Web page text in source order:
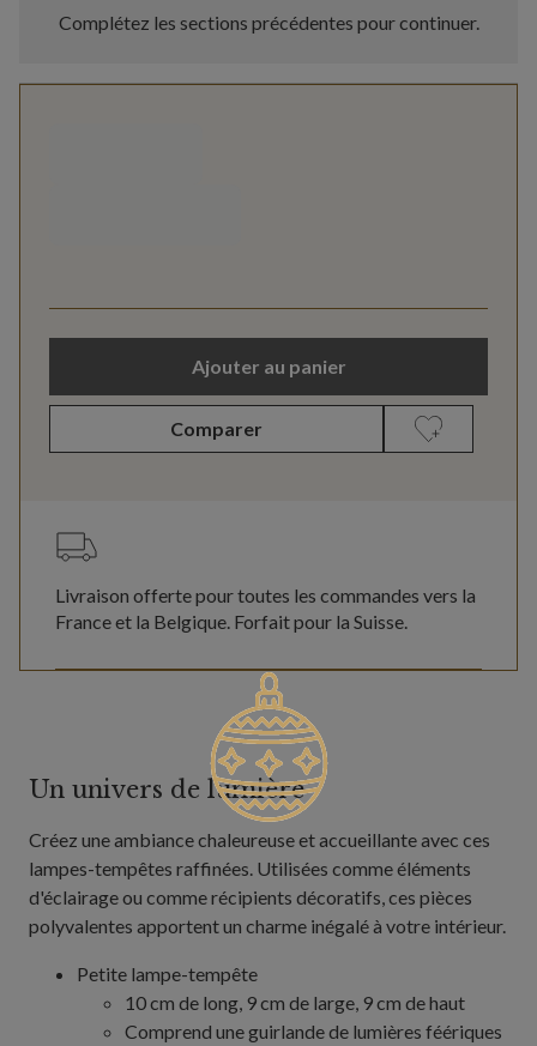
Complétez les sections précédentes pour continuer.
Ajouter au panier
Comparer
Livraison offerte pour toutes les commandes vers la
France et la Belgique. Forfait pour la Suisse.
Un univers de lumière
Créez une ambiance chaleureuse et accueillante avec ces
lampes-tempêtes raffinées. Utilisées comme éléments
d'éclairage ou comme récipients décoratifs, ces pièces
polyvalentes apportent un charme inégalé à votre intérieur.
Petite lampe-tempête
10 cm de long, 9 cm de large, 9 cm de haut
Comprend une guirlande de lumières féériques